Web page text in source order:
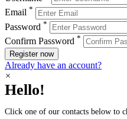
Email *
Password *
Confirm Password *
Register now
Already have an account?
×
Hello!
Click one of our contacts below to